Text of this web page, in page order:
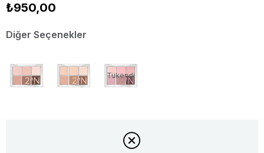
₺950,00
Diğer Seçenekler
Tükendi